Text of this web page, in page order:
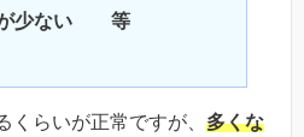
が少ない 等
らいが正常ですが、 多くな